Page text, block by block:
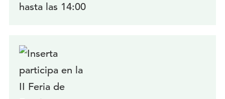
hasta las 14:00